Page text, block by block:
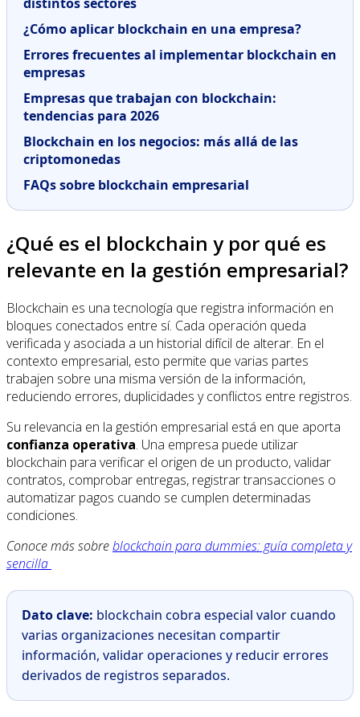
¿Cómo aplicar blockchain en una empresa?
Errores frecuentes al implementar blockchain en
empresas
Empresas que trabajan con blockchain:
tendencias para 2026
Blockchain en los negocios: más allá de las
criptomonedas
FAQs sobre blockchain empresarial
¿Qué es el blockchain y por qué es
relevante en la gestión empresarial?
Blockchain es una tecnología que registra información en
bloques conectados entre sí. Cada operación queda
verificada y asociada a un historial difícil de alterar. En el
contexto empresarial, esto permite que varias partes
trabajen sobre una misma versión de la información,
reduciendo errores, duplicidades y conflictos entre registros.
Su relevancia en la gestión empresarial está en que aporta
confianza operativa. Una empresa puede utilizar
blockchain para verificar el origen de un producto, validar
contratos, comprobar entregas, registrar transacciones o
automatizar pagos cuando se cumplen determinadas
condiciones.
Conoce más sobreblockchain para dummies: guía completa y
sencilla
Dato clave: blockchain cobra especial valor cuando
varias organizaciones necesitan compartir
información, validar operaciones y reducir errores
derivados de registros separados.